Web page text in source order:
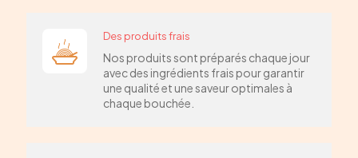
Des produits frais
Nos produits sont préparés chaque jour
avec des ingrédients frais pour garantir
une qualité et une saveur optimales à
chaque bouchée.